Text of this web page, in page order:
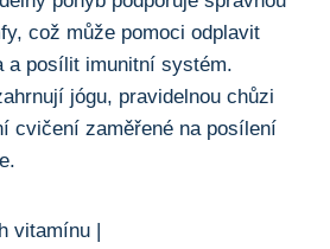
což může pomoci odplavit
a posílit imunitní ‌systém.
jógu, pravidelnou​ chůzi
cvičení⁢ zaměřené na⁢ posílení
vitamínu |